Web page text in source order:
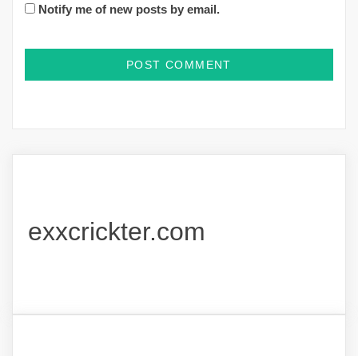
Notify me of new posts by email.
exxcrickter.com